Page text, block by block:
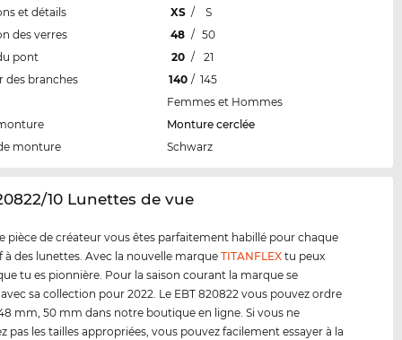
et détails XS /
S
des verres
48 / 50
pont
20 /
21
des branches
140 / 145
Femmes et Hommes
Monture cerclée
monture
Schwarz
10 Lunettes de vue
pièce de créateur vous êtes parfaitement habillé pour chaque
à des lunettes. Avec la nouvelle marqueTITANFLEX tu peux
tu es pionnière. Pour la saison courant la marque se
sa collection pour 2022. Le EBT 820822 vous pouvez ordre
mm, 50 mm dans notre boutique en ligne. Si vous ne
pas les tailles appropriées, vous pouvez facilement essayer à la